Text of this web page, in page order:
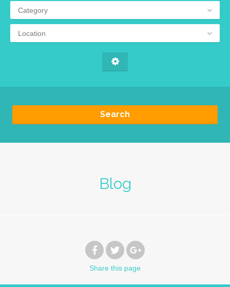
Category
Location
Search
Blog
Share this page